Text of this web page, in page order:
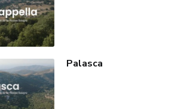
Palasca